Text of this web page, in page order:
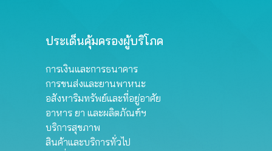
ประเด็นคุ้มครองผู้บริโภค
การเงินและการธนาคาร
การขนส่งและยานพาหนะ
อสังหาริมทรัพย์และที่อยู่อาศัย
อาหาร ยา และผลิตภัณฑ์ฯ
บริการสุขภาพ
สินค้าและบริการทั่วไป